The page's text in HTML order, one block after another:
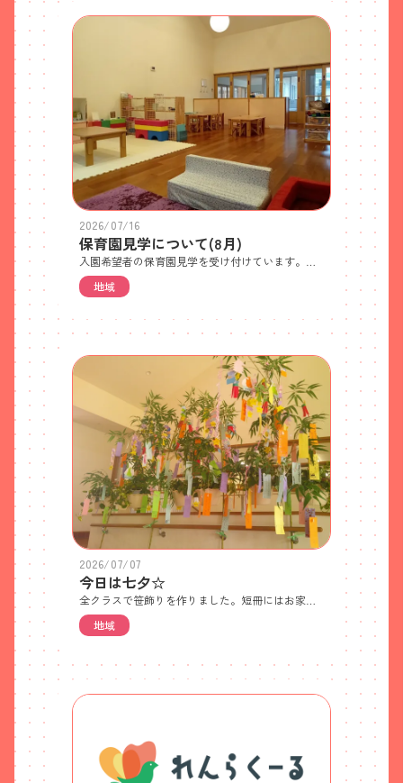
2026/07/16
保育園見学について(8月)
地域
2026/07/07
今日は七夕☆
地域